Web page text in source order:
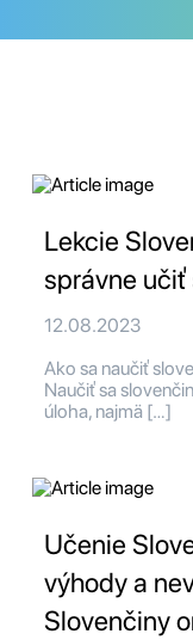
Lekcie
správne
12.08.2023
Ako sa naučiť
Naučiť sa
úloha, najmä […]
Učenie
výhody a
Slovenčiny